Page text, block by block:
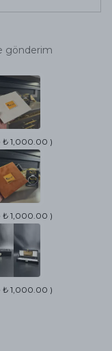
gönderim
₺ 1,000.00 )
₺ 1,000.00 )
₺ 1,000.00 )